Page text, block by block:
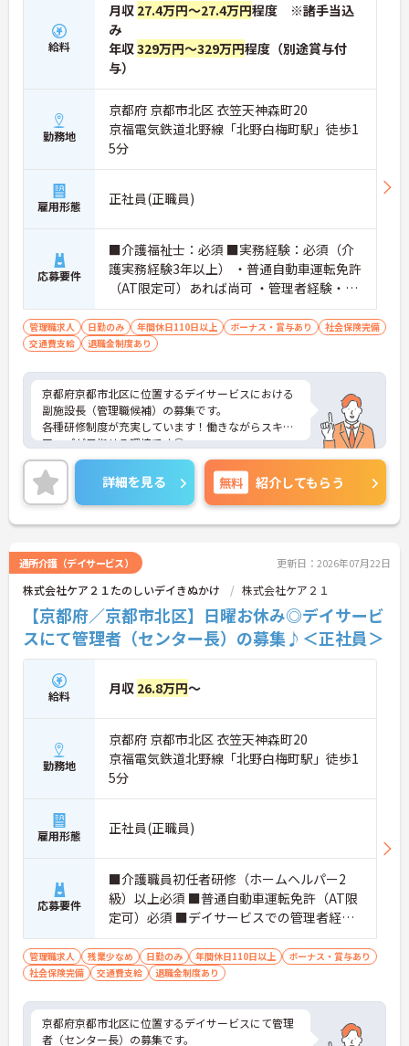
給料
月収 27.4万円～27.4万円程度 ※諸手当込
み
年収329万円～329万円程度（別途賞与付
与）
勤務地
京都府 京都市北区 衣笠天神森町20
京福電気鉄道北野線「北野白梅町駅」徒歩1
5分
雇用形態 正社員(正職員)
応募要件
■介護福祉士：必須 ■実務経験：必須（介
護実務経験3年以上） ・普通自動車運転免許
（AT限定可）あれば尚可 ・管理者経験・リ
ーダー経験有の方大歓迎！
管理職求人 日勤のみ 年間休日110日以上 ボーナス・賞与あり
社会保険完備
交通費支給
退職金制度あり
京都府京都市北区に位置するデイサービスにおける
副施設長（管理職候補）の募集です。
各種研修制度が充実しています！働きながらスキル
アップが目指せる環境です◎
日勤のみで、ワークライフバランスを保ちながらご
勤務いただけます☆
ご興味のある方には、面接対策ポイントなど、さら
に詳細をお話しいたしますのでお気軽にご相談くだ
さい！
詳細を見る 無料 紹介してもらう
通所介護（デイサービス） 更新日：2026年07月22日
株式会社ケア２１たのしいデイきぬかけ 株式会社ケア２１
【京都府／京都市北区】日曜お休み◎デイサービ
スにて管理者（センター長）の募集♪＜正社員＞
給料 月収 26.8万円～
勤務地
京都府 京都市北区 衣笠天神森町20
京福電気鉄道北野線「北野白梅町駅」徒歩1
5分
雇用形態 正社員(正職員)
応募要件
■介護職員初任者研修（ホームヘルパー2
級）以上必須 ■普通自動車運転免許（AT限
定可）必須 ■デイサービスでの管理者経験
必須 ■介護経験(5年以上) 必須 ■マネジメ
ント経験 必須
管理職求人 残業少なめ 日勤のみ 年間休日110日以上
ボーナス・賞与あり
社会保険完備
交通費支給 退職金制度あり
京都府京都市北区に位置するデイサービスにて管理
者（センター長）の募集です。